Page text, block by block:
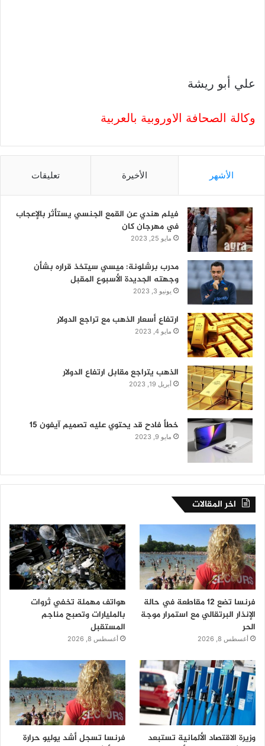
علي أبو ريشة
وكالة الصحافة الاوروبية بالعربية
الأشهر الأخيرة تعليقات
فيلم هندي عن القمع الجنسي يستأثر بالإعجاب
في مهرجان كان
مايو 25, 2023
مدرب برشلونة: ميسي سيتخذ قراره بشأن
وجهته الجديدة الأسبوع المقبل
يونيو 3, 2023
ارتفاع أسعار الذهب مع تراجع الدولار
مايو 4, 2023
الذهب يتراجع مقابل ارتفاع الدولار
أبريل 19, 2023
خطأ فادح قد يحتوي عليه تصميم آيفون 15
مايو 9, 2023
اخر المقالات
فرنسا تضع 12 مقاطعة في حالة
الإنذار البرتقالي مع استمرار موجة
الحر
أغسطس 8, 2026
هواتف مهملة تخفي ثروات
بالمليارات وتصبح مناجم
المستقبل
أغسطس 8, 2026
وزيرة الاقتصاد الألمانية تستبعد
فرنسا تسجل أشد يوليو حرارة